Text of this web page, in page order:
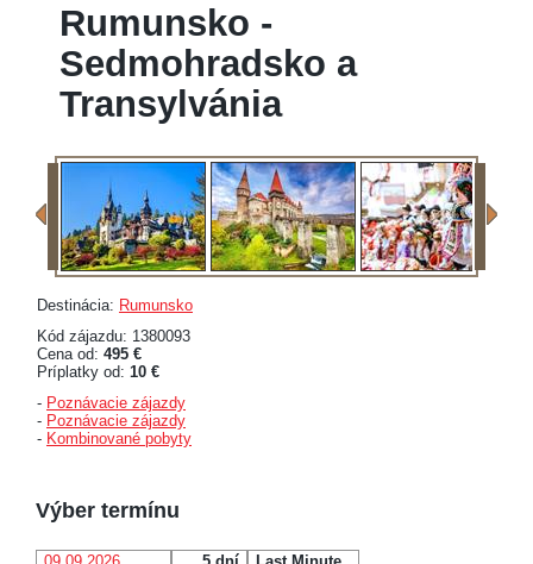
Rumunsko -
Sedmohradsko a
Transylvánia
Destinácia: Rumunsko
Kód zájazdu: 1380093
Cena od: 495 €
Príplatky od: 10 €
- Poznávacie zájazdy
- Poznávacie zájazdy
- Kombinované pobyty
Výber termínu